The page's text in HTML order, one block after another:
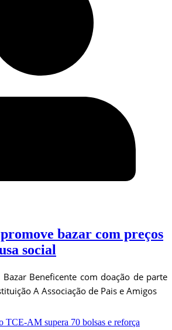
bazar com preços
social
Beneficente com doação de parte
A Associação de Pais e Amigos